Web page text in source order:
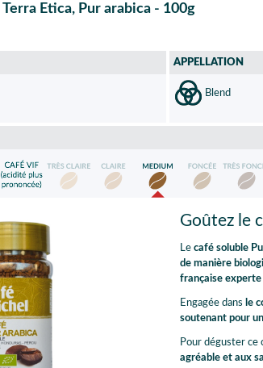
Etica, Pur arabica - 100g
APPELLATION
Blend
Goûtez le
Le café soluble
de manière
française experte
Engagée dans le
soutenant pour
Pour déguster ce
agréable et aux